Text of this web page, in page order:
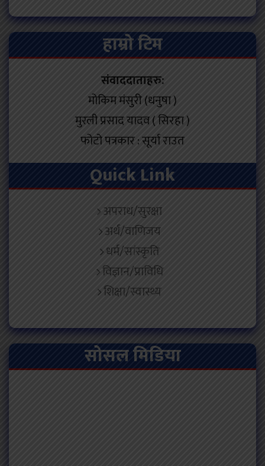
हाम्रो टिम
संवाददाताहरु:
मोकिम मंसुरी (धनुषा )
मुरली प्रसाद यादव ( सिरहा )
फोटो पत्रकार : सूर्या राउत
Quick Link
अपराध/सुरक्षा
अर्थ/वाणिजय
धर्म/सांस्कृति
विज्ञान/प्राविधि
शिक्षा/स्वास्थ्य
सोसल मिडिया